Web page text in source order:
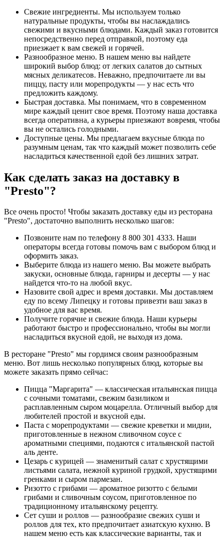
Свежие ингредиенты. Мы используем только
натуральные продукты, чтобы вы наслаждались
свежими и вкусными блюдами. Каждый заказ готовится
непосредственно перед отправкой, поэтому еда
приезжает к вам свежей и горячей.
Разнообразное меню. В нашем меню вы найдете
широкий выбор блюд: от легких салатов до сытных
мясных деликатесов. Неважно, предпочитаете ли вы
пиццу, пасту или морепродукты — у нас есть что
предложить каждому.
Быстрая доставка. Мы понимаем, что в современном
мире каждый ценит свое время. Поэтому наша доставка
всегда оперативна, а курьеры приезжают вовремя, чтобы
вы не остались голодными.
Доступные цены. Мы предлагаем вкусные блюда по
разумным ценам, так что каждый может позволить себе
насладиться качественной едой без лишних затрат.
Как сделать заказ на доставку в
"Presto"?
Все очень просто! Чтобы заказать доставку еды из ресторана
"Presto", достаточно выполнить несколько шагов:
Позвоните нам по телефону 8 800 301 4333. Наши
операторы всегда готовы помочь вам с выбором блюд и
оформить заказ.
Выберите блюда из нашего меню. Вы можете выбрать
закуски, основные блюда, гарниры и десерты — у нас
найдется что-то на любой вкус.
Назовите свой адрес и время доставки. Мы доставляем
еду по всему Липецку и готовы привезти ваш заказ в
удобное для вас время.
Получите горячие и свежие блюда. Наши курьеры
работают быстро и профессионально, чтобы вы могли
насладиться вкусной едой, не выходя из дома.
В ресторане "Presto" мы гордимся своим разнообразным
меню. Вот лишь несколько популярных блюд, которые вы
можете заказать прямо сейчас:
Пицца "Маргарита" — классическая итальянская пицца
с сочными томатами, свежим базиликом и
расплавленным сыром моцарелла. Отличный выбор для
любителей простой и вкусной еды.
Паста с морепродуктами — свежие креветки и мидии,
приготовленные в нежном сливочном соусе с
ароматными специями, подаются с итальянской пастой
аль денте.
Цезарь с курицей — знаменитый салат с хрустящими
листьями салата, нежной куриной грудкой, хрустящими
гренками и сыром пармезан.
Ризотто с грибами — ароматное ризотто с белыми
грибами и сливочным соусом, приготовленное по
традиционному итальянскому рецепту.
Сет суши и роллов — разнообразие свежих суши и
роллов для тех, кто предпочитает азиатскую кухню. В
нашем меню есть как классические варианты, так и